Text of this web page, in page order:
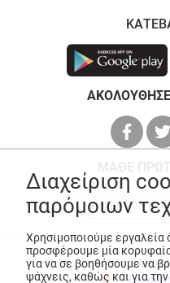
© Copyright 2026
Made with
by
Διαχείριση
παρόμοιων
Χρησιμοποιούμε εργαλεία
προσφέρουμε μία
για να σε βοηθήσουμε να
ψάχνεις, καθώς και για